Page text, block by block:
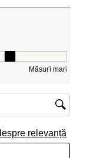
Măsuri mari
relevanță